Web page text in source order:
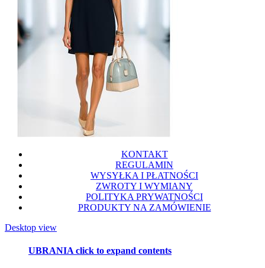
KONTAKT
REGULAMIN
WYSYŁKA I PŁATNOŚCI
ZWROTY I WYMIANY
POLITYKA PRYWATNOŚCI
PRODUKTY NA ZAMÓWIENIE
Desktop view
UBRANIAclick to expand contents